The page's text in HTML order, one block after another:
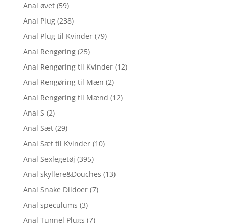
Anal øvet (59)
Anal Plug (238)
Anal Plug til Kvinder (79)
Anal Rengøring (25)
Anal Rengøring til Kvinder (12)
Anal Rengøring til Mæn (2)
Anal Rengøring til Mænd (12)
Anal S (2)
Anal Sæt (29)
Anal Sæt til Kvinder (10)
Anal Sexlegetøj (395)
Anal skyllere&Douches (13)
Anal Snake Dildoer (7)
Anal speculums (3)
Anal Tunnel Plugs (7)